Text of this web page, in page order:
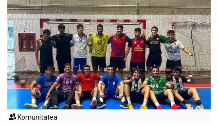
Komunitatea